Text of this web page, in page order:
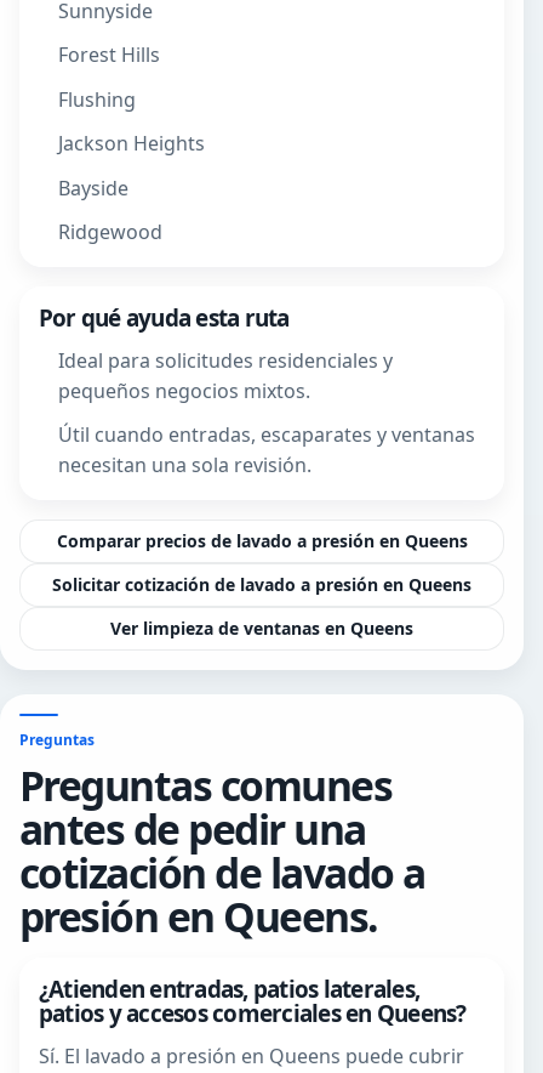
Sunnyside
Forest Hills
Flushing
Jackson Heights
Bayside
Ridgewood
Por qué ayuda esta ruta
Ideal para solicitudes residenciales y
pequeños negocios mixtos.
Útil cuando entradas, escaparates y ventanas
necesitan una sola revisión.
Comparar precios de lavado a presión en Queens
Solicitar cotización de lavado a presión en Queens
Ver limpieza de ventanas en Queens
Preguntas
Preguntas comunes
antes de pedir una
cotización de lavado a
presión en Queens.
¿Atienden entradas, patios laterales,
patios y accesos comerciales en Queens?
Sí. El lavado a presión en Queens puede cubrir